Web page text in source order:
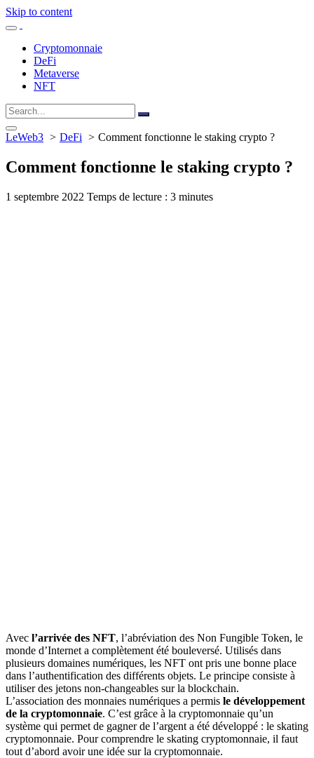
Skip to content
Cryptomonnaie
DeFi
Metaverse
NFT
LeWeb3 DeFi Comment fonctionne le staking crypto ?
Comment fonctionne le staking crypto ?
1 septembre 2022 Temps de lecture : 3 minutes
Avec l’arrivée des NFT, l’abréviation des Non Fungible Token, le
monde d’Internet a complètement été bouleversé. Utilisés dans
plusieurs domaines numériques, les NFT ont pris une bonne place
dans l’authentification des différents objets. Le principe consiste à
utiliser des jetons non-changeables sur la blockchain.
L’association des monnaies numériques a permis le développement
de la cryptomonnaie. C’est grâce à la cryptomonnaie qu’un
système qui permet de gagner de l’argent a été développé : le skating
cryptomonnaie. Pour comprendre le skating cryptomonnaie, il faut
tout d’abord avoir une idée sur la cryptomonnaie.